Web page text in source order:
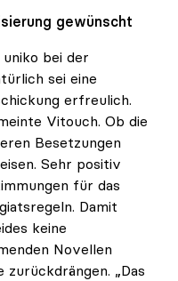
gewünscht
bei der
sei eine
erfreulich.
Vitouch. Ob die
Besetzungen
Sehr positiv
für das
Damit
keine
Novellen
zurückdrängen. „Das